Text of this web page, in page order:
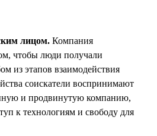
лицом. Компания
чтобы люди получали
из этапов взаимодействия
соискатели воспринимают
и продвинутую компанию,
к технологиям и свободу для